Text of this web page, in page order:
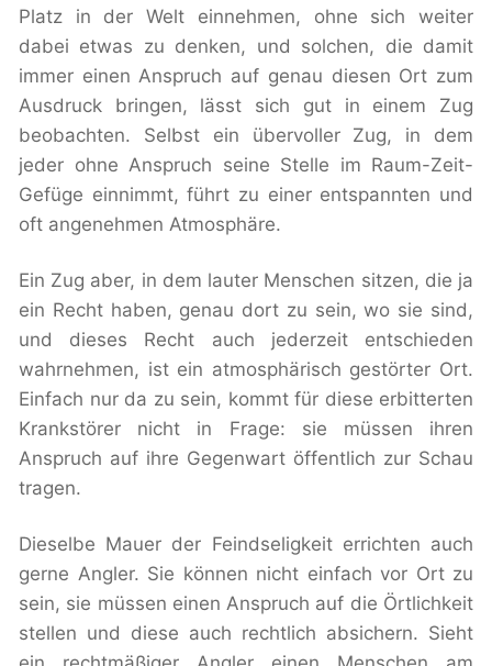
Platz in der Welt einnehmen, ohne sich weiter
dabei etwas zu denken, und solchen, die damit
immer einen Anspruch auf genau diesen Ort zum
Ausdruck bringen, lässt sich gut in einem Zug
beobachten. Selbst ein übervoller Zug, in dem
jeder ohne Anspruch seine Stelle im Raum-Zeit-
Gefüge einnimmt, führt zu einer entspannten und
oft angenehmen Atmosphäre.
Ein Zug aber, in dem lauter Menschen sitzen, die ja
ein Recht haben, genau dort zu sein, wo sie sind,
und dieses Recht auch jederzeit entschieden
wahrnehmen, ist ein atmosphärisch gestörter Ort.
Einfach nur da zu sein, kommt für diese erbitterten
Krankstörer nicht in Frage: sie müssen ihren
Anspruch auf ihre Gegenwart öffentlich zur Schau
tragen.
Dieselbe Mauer der Feindseligkeit errichten auch
gerne Angler. Sie können nicht einfach vor Ort zu
sein, sie müssen einen Anspruch auf die Örtlichkeit
stellen und diese auch rechtlich absichern. Sieht